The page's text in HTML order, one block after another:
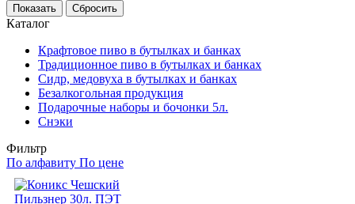
Каталог
Крафтовое пиво в бутылках и банках
Традиционное пиво в бутылках и банках
Сидр, медовуха в бутылках и банках
Безалкогольная продукция
Подарочные наборы и бочонки 5л.
Снэки
Фильтр
По алфавиту По цене